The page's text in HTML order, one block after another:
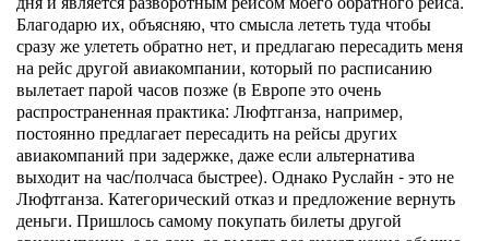
Благодарю их, объясняю, что смысла лететь туда чтобы
сразу же улететь обратно нет, и предлагаю пересадить меня
на рейс другой авиакомпании, который по расписанию
вылетает парой часов позже (в Европе это очень
распространенная практика: Люфтганза, например,
постоянно предлагает пересадить на рейсы других
авиакомпаний при задержке, даже если альтернатива
выходит на час/полчаса быстрее). Однако Руслайн - это не
Люфтганза. Категорический отказ и предложение вернуть
деньги. Пришлось самому покупать билеты другой